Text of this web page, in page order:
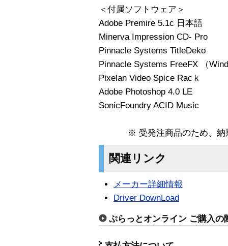
＜付属ソフトウェア＞
Adobe Premire 5.1c 日本語
Minerva Impression CD- Pro
Pinnacle Systems TitleDeko
Pinnacle Systems FreeFX （
Pixelan Video Spice Racｋ
Adobe Photoshop 4.0 LE
SonicFoundry ACID Music
※ 受発注商品のため、納
関連リンク
メーカー詳細情報
Driver DownLoad
ぷらっとオンライン ご購入の